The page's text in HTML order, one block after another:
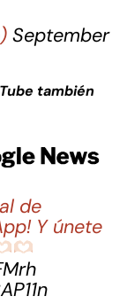
September
también
de
Y únete